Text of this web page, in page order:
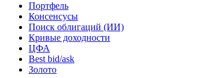
Портфель
Консенсусы
Поиск облигаций (ИИ)
Кривые доходности
ЦФА
Best bid/ask
Золото